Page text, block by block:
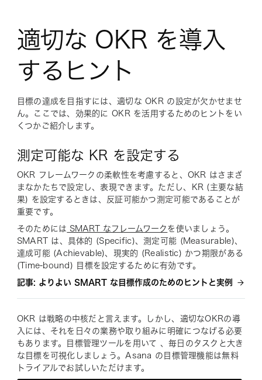
適切な OKR を導入
するヒント
目標の達成を目指すには、適切な OKR の設定が欠かせませ
ん。ここでは、効果的に OKR を活用するためのヒントをい
くつかご紹介します。
測定可能な KR を設定する
OKR フレームワークの柔軟性を考慮すると、OKR はさまざ
まなかたちで設定し、表現できます。ただし、KR (主要な結
果) を設定するときは、反証可能かつ測定可能であることが
重要です。
そのためには SMART なフレームワーク を使いましょう。
SMART は、具体的 (Specific)、測定可能 (Measurable)、
達成可能 (Achievable)、現実的 (Realistic) かつ期限がある
(Time-bound) 目標を設定するために有効です。
記事: よりよい SMART な目標作成のためのヒントと実例
OKR は戦略の中核だと言えます。しかし、適切なOKRの導
入には、それを日々の業務や取り組みに明確につなげる必要
もあります。目標管理ツールを用いて 、毎日のタスクと大き
な目標を可視化しましょう。Asana の目標管理機能は無料
トライアルでお試しいただけます。